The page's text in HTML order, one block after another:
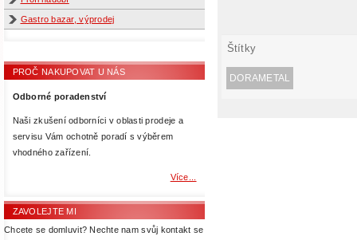
Gastro bazar, výprodej
PROČ NAKUPOVAT U NÁS
Odborné poradenství
Naši zkušení odborníci v oblasti prodeje a
servisu Vám ochotně poradí s výběrem
vhodného zařízení.
Více...
ZAVOLEJTE MI
Chcete se domluvit? Nechte nam svůj kontakt se
Štítky
DORAMETAL